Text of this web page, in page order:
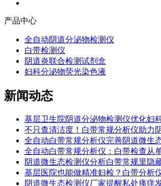
产品中心
全自动阴道分泌物检测仪
白带检测仪
阴道炎联合检测试剂盒
妇科分泌物荧光染色液
新闻动态
基层卫生院阴道分泌物检测仪优化妇
不只查清洁度！白带常规分析仪助力
全自动白带常规分析仪完善阴道微生
全自动白带常规分析仪：白带检查从
阴道微生态检测仪分析白带常规里隐
基层医院也能做精准妇检？白带分析
阴道微生态检测仪厂家提醒私处瘙痒